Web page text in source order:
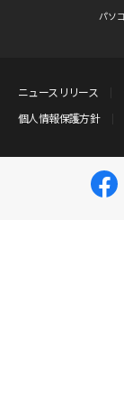
パソ
ニュースリリース
個人情報保護方針